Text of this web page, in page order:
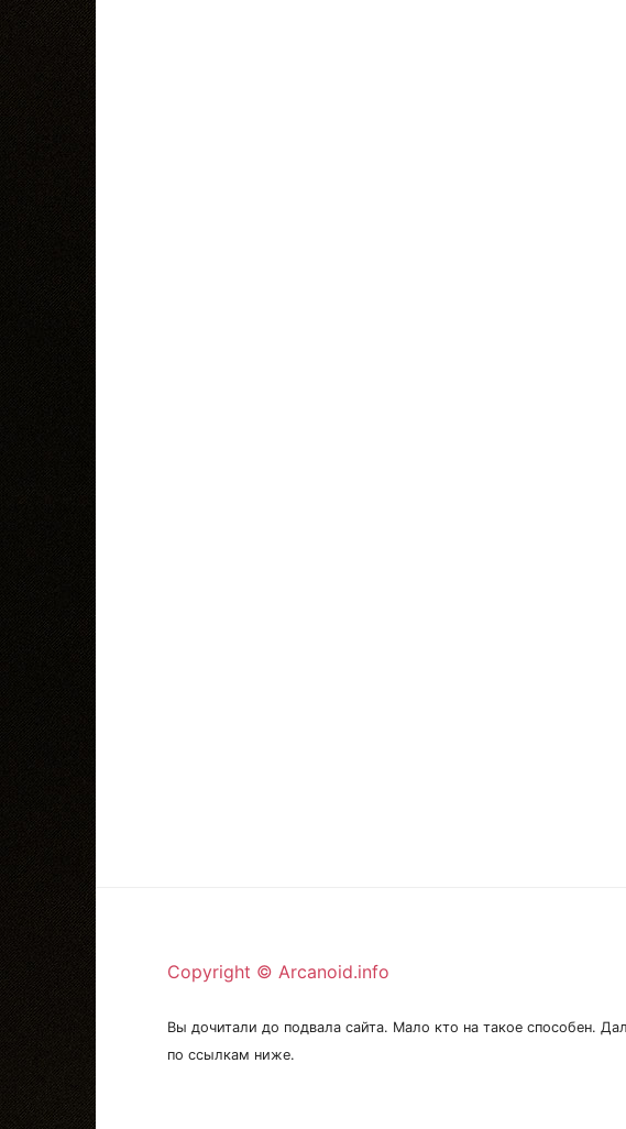
Copyright © Arcanoid.info
Вы дочитали до подвала сайта. Мало кто на такое способен.
по ссылкам ниже.